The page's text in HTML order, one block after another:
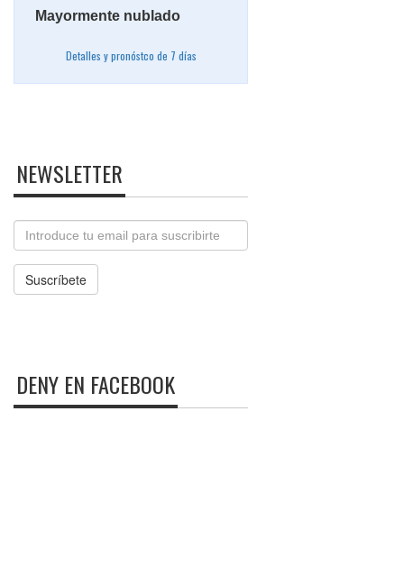
Mayormente nublado
Detalles y pronóstco de 7 días
NEWSLETTER
Email
Suscríbete
DENY EN FACEBOOK